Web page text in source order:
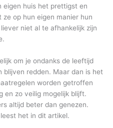
eigen huis het prettigst en
op hun eigen manier hun
niet al te afhankelijk zijn
om je ondanks de leeftijd
redden. Maar dan is het
worden getroffen
en zo veilig mogelijk blijft.
altijd beter dan genezen.
het in dit artikel.